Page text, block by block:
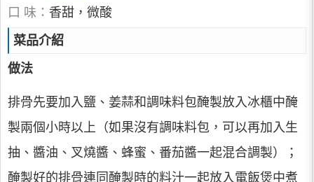
口 味： 香甜，微酸
菜品介紹
做法
排骨先要加入鹽、姜蒜和調味料包醃製放入冰櫃中醃
製兩個小時以上（如果沒有調味料包，可以再加入生
抽、醬油、叉燒醬、蜂蜜、番茄醬一起混合調製）；
醃製好的排骨連同醃製時的料汁一起放入電飯煲中煮